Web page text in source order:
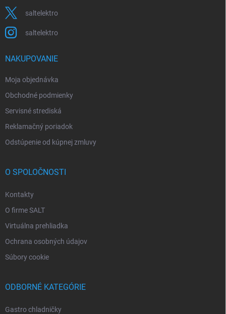
saltelektro
saltelektro
NAKUPOVANIE
Moja objednávka
Obchodné podmienky
Servisné strediská
Reklamačný poriadok
Odstúpenie od kúpnej zmluvy
O SPOLOČNOSTI
Kontakty
O firme SALT
Virtuálna prehliadka
Ochrana osobných údajov
Súbory cookie
ODBORNÉ KATEGÓRIE
Gastro chladničky